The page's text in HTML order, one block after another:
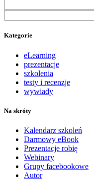
Kategorie
eLearning
prezentacje
szkolenia
testy i recenzje
wywiady
Na skróty
Kalendarz szkoleń
Darmowy eBook
Prezentacje robię
Webinary
Grupy facebookowe
Autor